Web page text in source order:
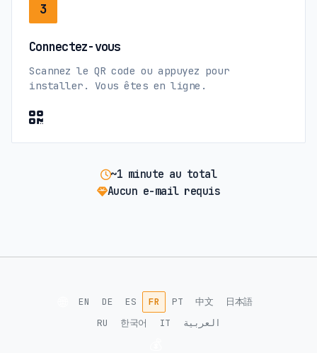
3
Connectez-vous
Scannez le QR code ou appuyez pour
installer. Vous êtes en ligne.
~1 minute au total
Aucun e-mail requis
EN DE ES FR PT 中文
日本語
RU
한국어 IT العربية